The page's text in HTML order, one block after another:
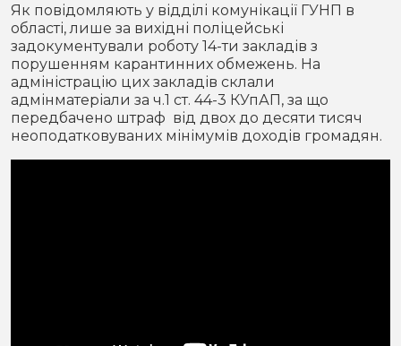
Спорт
Підписатись на нас у Telegram
Як повідомляють у відділі комунікації ГУНП в
області, лише за вихідні поліцейські
задокументували роботу 14-ти закладів з
порушенням карантинних обмежень. На
адміністрацію цих закладів склали
адмінматеріали за ч.1 ст. 44-3 КУпАП, за що
передбачено штраф від двох до десяти тисяч
неоподатковуваних мінімумів доходів громадян.